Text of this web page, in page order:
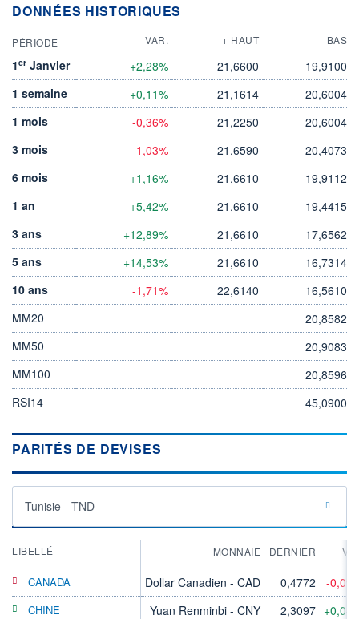
DONNÉES HISTORIQUES
PÉRIODE VAR. + HAUT + BAS
1er Janvier +2,28% 21,6600
19,9100
1 semaine
+0,11% 21,1614
20,6004
1 mois
-0,36% 21,2250
20,6004
3 mois
-1,03% 21,6590
20,4073
6 mois
+1,16% 21,6610
19,9112
1 an
+5,42% 21,6610
19,4415
3 ans
+12,89% 21,6610
17,6562
5 ans
+14,53% 21,6610
16,7314
10 ans
-1,71% 22,6140
16,5610
MM20
20,8582
MM50
20,9083
MM100
20,8596
RSI14
45,0900
PARITÉS DE DEVISES
Tunisie - TND
LIBELLÉ MONNAIE DERNIER
CANADA Dollar Canadien - CAD 0,4772 -
CHINE Yuan Renminbi - CNY 2,3097